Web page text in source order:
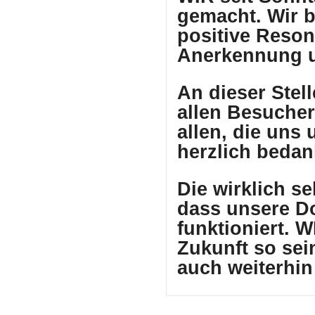
gemacht. Wir
positive
Anerkennung
An dieser
allen
allen, die uns
herzlich
Die wirklich
dass unsere
funktioniert.
Zukunft so
auch